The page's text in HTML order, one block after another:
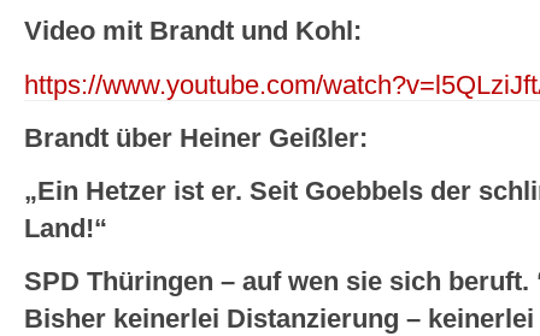
Video mit Brandt und Kohl:
https://www.youtube.com/
Brandt über Heiner Geißler:
„Ein Hetzer ist er. Seit Goebbels der
Land!“
SPD Thüringen – auf wen sie sich
Bisher keinerlei Distanzierung –